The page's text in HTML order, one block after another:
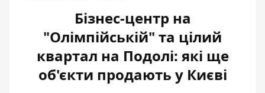
Бізнес-центр на
"Олімпійській" та цілий
квартал на Подолі: які ще
об'єкти продають у Києві